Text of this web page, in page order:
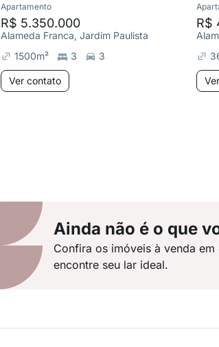
Apartamento
R$ 5.350.000
Alameda Franca, Jardim Paulista
1500m² 3 3
Ver contato
R$
Ainda não é o que
Confira os imóveis à venda
encontre seu lar ideal.